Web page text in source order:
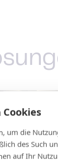
um die
des Such
auf Ihr